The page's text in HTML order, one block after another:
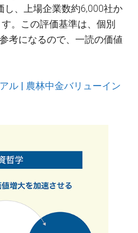
、上場企業数約6,000社か
。この評価基準は、個別
考になるので、一読の価値
ル | 農林中金バリューイン